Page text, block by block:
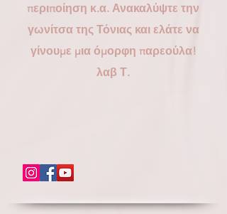
περιποίηση κ.α. Ανακαλύψτε την
γωνίτσα της Τόνιας και ελάτε να
γίνουμε μια όμορφη παρεούλα!
λαβ Τ.